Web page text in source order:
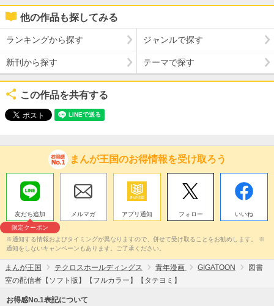
他の作品も探してみる
ランキングから探す ジャンルで探す
新刊から探す テーマで探す
この作品を共有する
まんが王国のお得情報を受け取ろう
友だち追加
限定クーポン
メルマガ アプリ通知 フォロー いいね
※通知する情報およびタイミングが異なりますので、併せて受け取ることをお勧めします。 ※
通知をしないキャンペーンもあります。ご了承ください。
まんが王国 テクロスホールディングス 青年漫画 GIGATOON
図書
室の配信者【ソフト版】【フルカラー】【タテヨミ】
お得感No.1表記について